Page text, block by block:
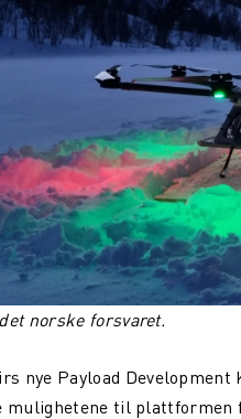
norske forsvaret.
nye Payload
mulighetene til